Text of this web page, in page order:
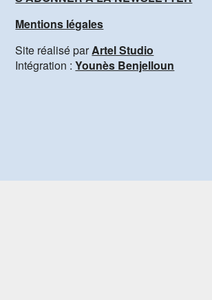
Mentions légales
Site réalisé parArtel Studio
Intégration :Younès Benjelloun